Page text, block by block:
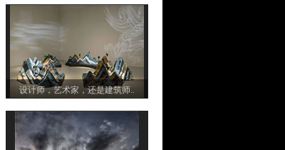
设计师，艺术家，还是建筑师..